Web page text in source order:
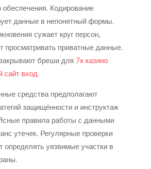
обеспечения. Кодирование
данные в непонятный формы.
сужает круг персон,
просматривать приватные данные.
бреши для 7к казино
вход.
средства предполагают
защищённости и инструктаж
правила работы с данными
утечек. Регулярные проверки
определять уязвимые участки в